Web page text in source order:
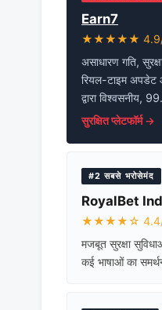
Earn7
★★★★★
असाधारण गति,
रियल-टाइम अपडेट
द्वारा विश्वसनीय,
सुरक्षित प्लेटफॉर्म →
#2 सबसे भरोसेमंद
RoyalBet
★★★★☆
मजबूत सुरक्षा
कई भाषाओं का